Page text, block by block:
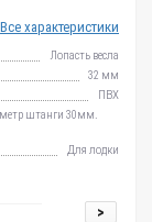
Все характеристики
Лопасть весла
32 мм
ПВХ
штанги 30мм.
Для лодки
>